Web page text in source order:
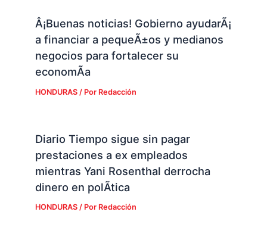
Â¡Buenas noticias! Gobierno ayudarÃ¡
a financiar a pequeÃ±os y medianos
negocios para fortalecer su
economÃ­a
HONDURAS/ Por Redacción
Diario Tiempo sigue sin pagar
prestaciones a ex empleados
mientras Yani Rosenthal derrocha
dinero en polÃ­tica
HONDURAS/ Por Redacción